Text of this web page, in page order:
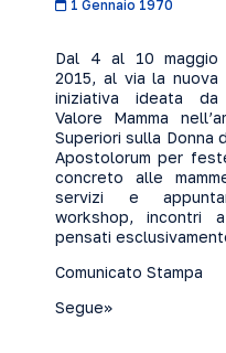
1 Gennaio 1970
Dal 4 al 10 maggio
2015, al via la nuova
iniziativa ideata da
Valore Mamma
Superiori sulla Donna
Apostolorum per
concreto alle
servizi e
workshop, incontri
pensati
Comunicato Stampa
Segue>>